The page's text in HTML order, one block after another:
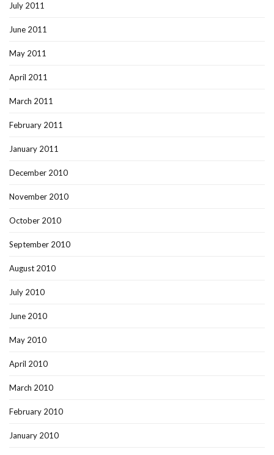
July 2011
June 2011
May 2011
April 2011
March 2011
February 2011
January 2011
December 2010
November 2010
October 2010
September 2010
August 2010
July 2010
June 2010
May 2010
April 2010
March 2010
February 2010
January 2010